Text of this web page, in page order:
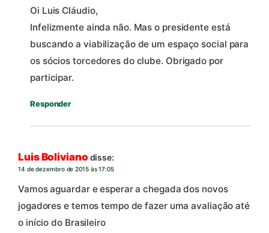
Oi Luis Cláudio,
Infelizmente ainda não. Mas o presidente está
buscando a viabilização de um espaço social para
os sócios torcedores do clube. Obrigado por
participar.
Responder
Luis Boliviano disse:
14 de dezembro de 2015 às 17:05
Vamos aguardar e esperar a chegada dos novos
jogadores e temos tempo de fazer uma avaliação até
o início do Brasileiro